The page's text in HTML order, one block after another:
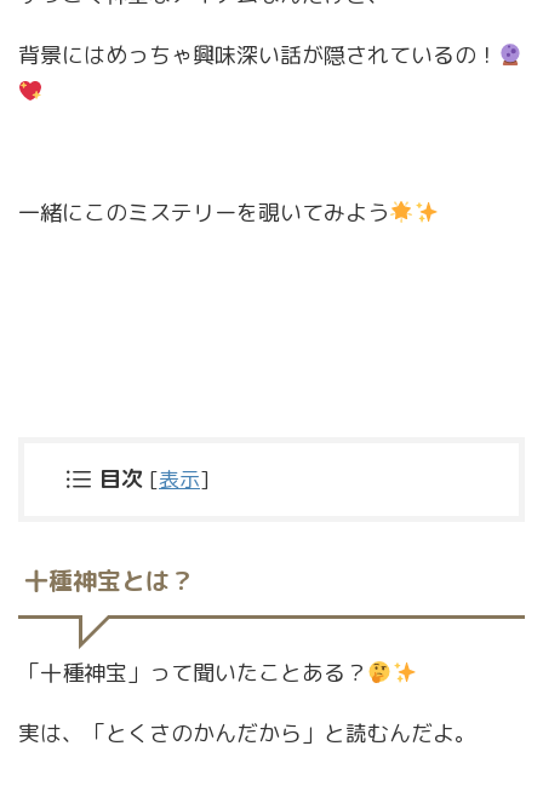
背景にはめっちゃ興味深い話が隠されているの！
一緒にこのミステリーを覗いてみよう
目次 [表示]
十種神宝とは？
「十種神宝」って聞いたことある？
実は、「とくさのかんだから」と読むんだよ。